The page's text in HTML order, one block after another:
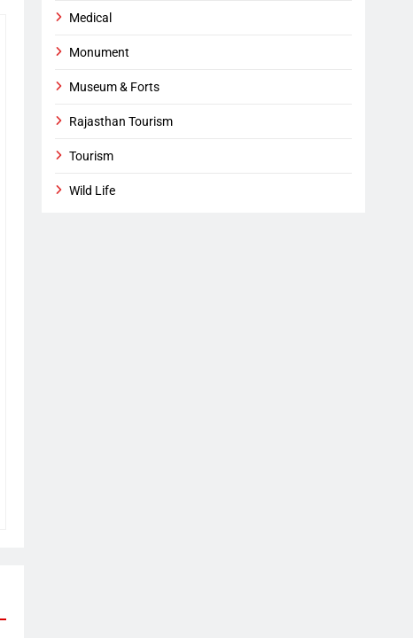
Medical
Monument
Museum & Forts
Rajasthan Tourism
Tourism
Wild Life